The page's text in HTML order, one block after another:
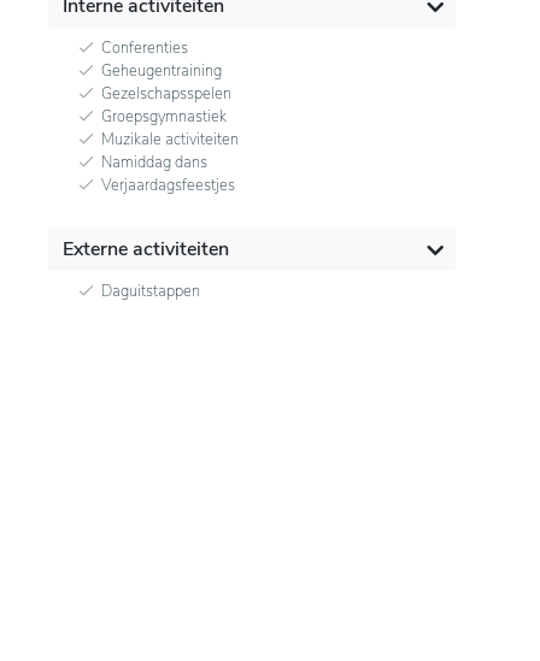
Interne activiteiten
Conferenties
Geheugentraining
Gezelschapsspelen
Groepsgymnastiek
Muzikale activiteiten
Namiddag dans
Verjaardagsfeestjes
Externe activiteiten
Daguitstappen